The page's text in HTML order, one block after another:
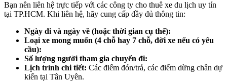
Bạn nên liên hệ trực tiếp với các công ty cho thuê xe du lịch uy tín
tại TP.HCM. Khi liên hệ, hãy cung cấp đầy đủ thông tin:
Ngày đi và ngày về (hoặc thời gian cụ thể):
Loại xe mong muốn (4 chỗ hay 7 chỗ, đời xe nếu có yêu
cầu):
Số lượng người tham gia chuyến đi:
Lịch trình chi tiết: Các điểm đón/trả, các điểm dừng chân dự
kiến tại Tân Uyên.